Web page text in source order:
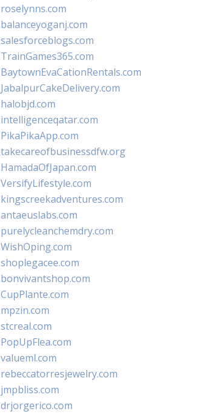
roselynns.com
balanceyoganj.com
salesforceblogs.com
TrainGames365.com
BaytownEvaCationRentals.com
JabalpurCakeDelivery.com
halobjd.com
intelligenceqatar.com
PikaPikaApp.com
takecareofbusinessdfw.org
HamadaOfJapan.com
VersifyLifestyle.com
kingscreekadventures.com
antaeuslabs.com
purelycleanchemdry.com
WishOping.com
shoplegacee.com
bonvivantshop.com
CupPlante.com
mpzin.com
stcreal.com
PopUpFlea.com
valueml.com
rebeccatorresjewelry.com
jmpbliss.com
drjorgerico.com